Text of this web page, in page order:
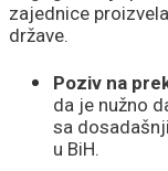
zajednice
države.
Poziv na
da je nužno
sa
u BiH.